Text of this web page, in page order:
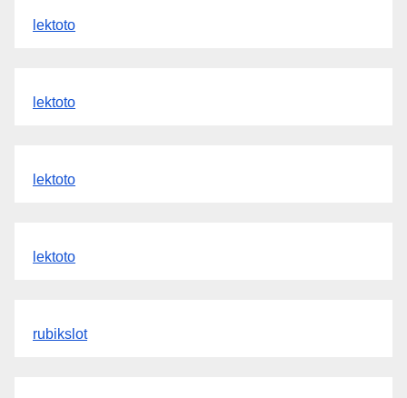
lektoto
lektoto
lektoto
lektoto
rubikslot